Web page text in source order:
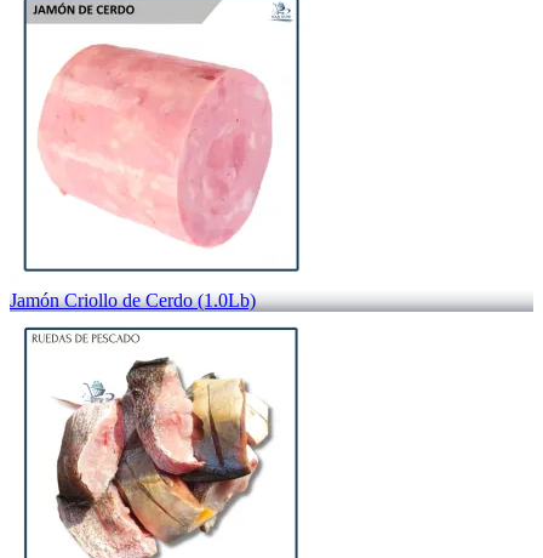
Jamón Criollo de Cerdo (1.0Lb)